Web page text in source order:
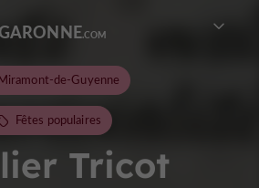
Tricot
de-Guyenne
Fêtes populaires